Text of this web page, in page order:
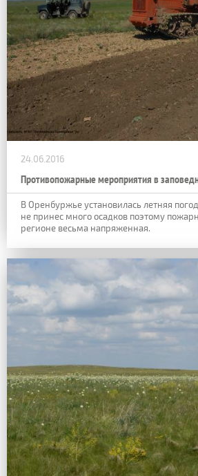
24.06.2016
Противопожарные мероприятия в
В Оренбуржье установилась летняя
не принес много осадков поэтому
регионе весьма напряженная.